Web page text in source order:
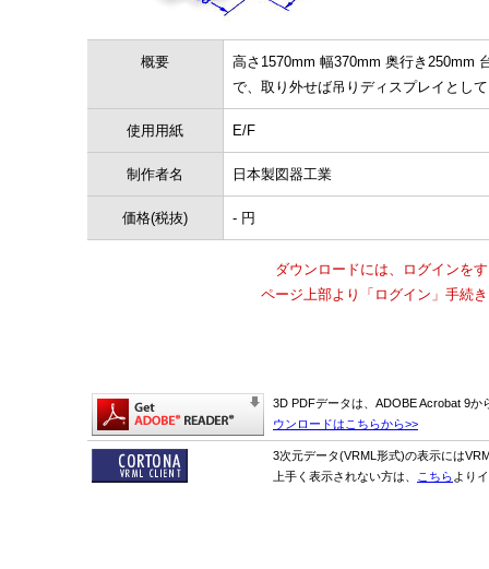
概要
高さ1570mm 幅370mm 奥行き250mm
で、取り外せば吊りディスプレイとし
使用用紙 E/F
制作者名 日本製図器工業
価格(税抜) - 円
ダウンロードには、ログインを
ページ上部より「ログイン」手続
3D PDFデータは、ADOBE Acrobat 9
ウンロードはこちらから>>
3次元データ(VRML形式)の表示には
上手く表示されない方は、
こちら より